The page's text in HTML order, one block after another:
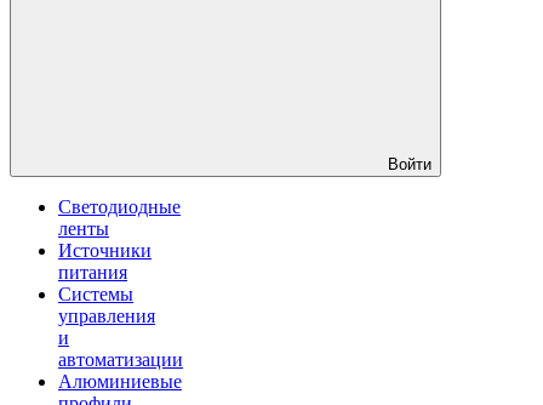
Войти
Светодиодные
ленты
Источники
питания
Системы
управления
и
автоматизации
Алюминиевые